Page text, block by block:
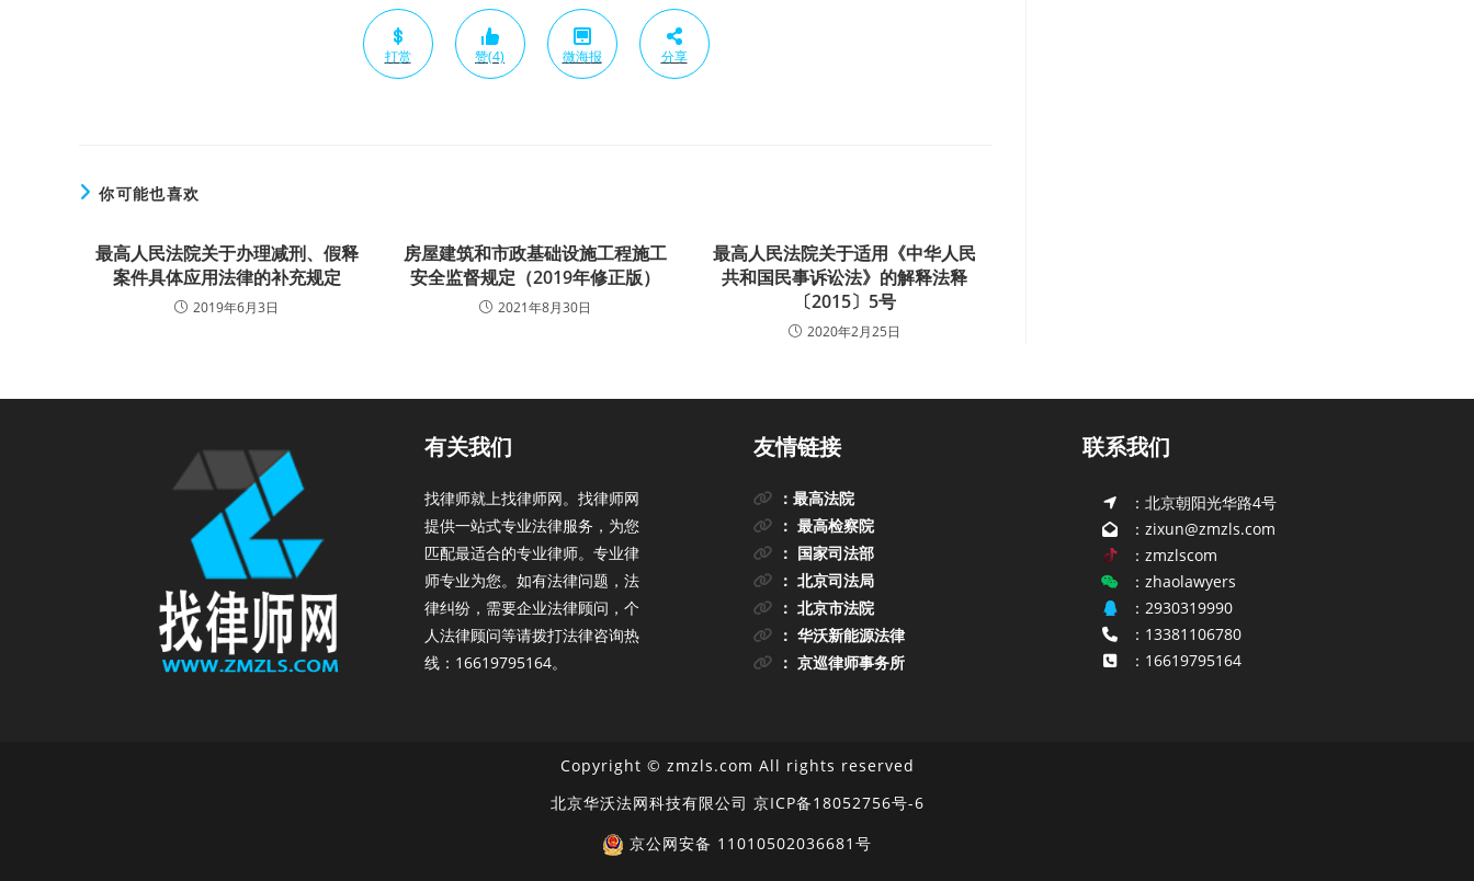
打赏 赞(4) 微海报 分享
你可能也喜欢
最高人民法院关于办理减刑、假释
案件具体应用法律的补充规定
2019年6月3日
房屋建筑和市政基础设施工程施工
安全监督规定（2019年修正版）
2021年8月30日
最高人民法院关于适用《中华人民
共和国民事诉讼法》的解释法释
〔2015〕5号
2020年2月25日
有关我们
找律师就上找律师网。找律师网
提供一站式专业法律服务，为您
匹配最适合的专业律师。专业律
师专业为您。如有法律问题，法
律纠纷，需要企业法律顾问，个
人法律顾问等请拨打法律咨询热
线：16619795164。
友情链接
：最高法院
： 最高检察院
： 国家司法部
： 北京司法局
： 北京市法院
： 华沃新能源法律
： 京巡律师事务所
联系我们
：北京朝阳光华路4号
：zixun@zmzls.com
：zmzlscom
：zhaolawyers
：2930319990
：13381106780
：16619795164
Copyright © zmzls.com All rights reserved
北京华沃法网科技有限公司 京ICP备18052756号-6
京公网安备 11010502036681号